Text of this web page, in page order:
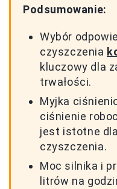
Podsumowanie:
Wybór
czyszczenia
kluczowy dla
trwałości.
Myjka
ciśnienie
jest istotne
czyszczenia.
Moc silnika i
litrów na